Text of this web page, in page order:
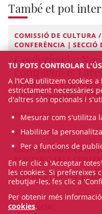
També et pot
COMISSIÓ DE CULTURA
CONFERÈNCIA | SECCIÓ
Conferència:
compliance:
contra la
Llei Orgànica
PRESENCIAL
27/10/2026
GRUP DE L'ADVOCACIA
PENITENCIARI |
Conferència:
PRESENCIAL
TU POTS CONTROLAR
A l’ICAB utilitzem cookies
estrictament necessàries
d'altres són opcionals i
Mesurar com s'utilitza
Habilitar la
Per a funcions de
En fer clic a 'Acceptar
les cookies. Si prefereixes
rebutjar-les, fes clic a
Per obtenir més
cookies.